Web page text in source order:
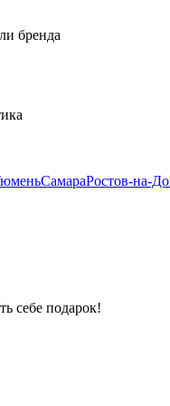
бренда
СамараРостов-на-
себе подарок!